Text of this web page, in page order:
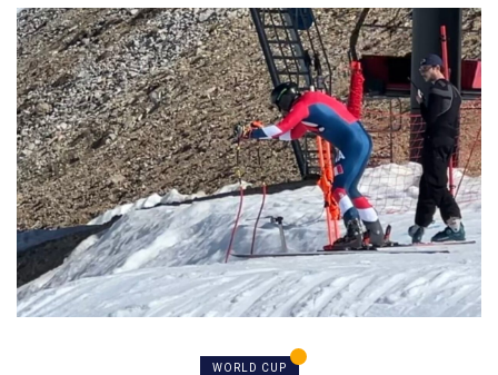
WORLD CUP